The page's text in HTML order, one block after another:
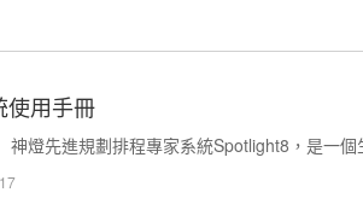
使用手冊
神燈先進規劃排程專家系統Spotlight8，是一